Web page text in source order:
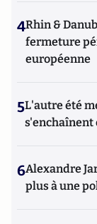
4Rhin &
fermeture
européenne
5L'autre été
s'enchaînent
6Alexandre
plus à une